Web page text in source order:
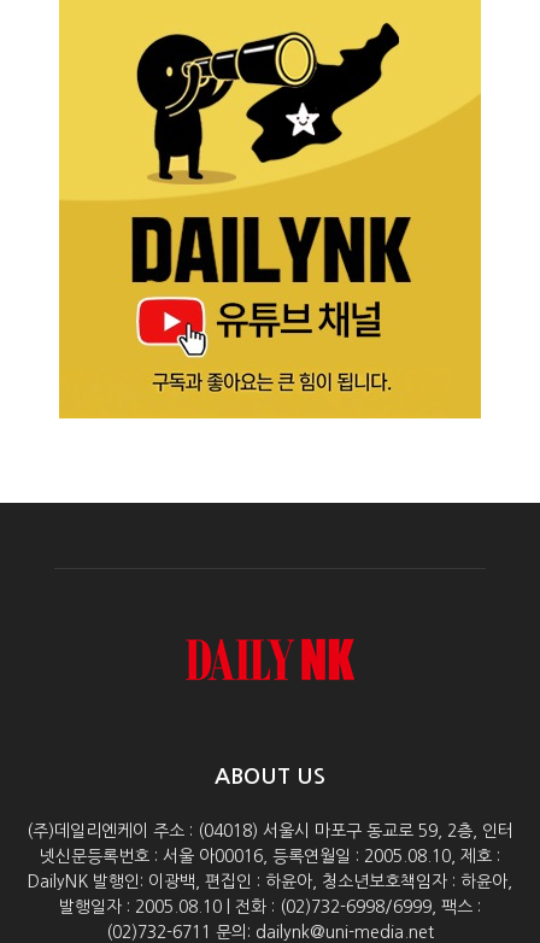
ABOUT US
(주)데일리엔케이 주소 : (04018) 서울시 마포구 동교로 59, 2층, 인터
넷신문등록번호 : 서울 아00016, 등록연월일 : 2005.08.10, 제호 :
DailyNK 발행인: 이광백, 편집인 : 하윤아, 청소년보호책임자 : 하윤아,
발행일자 : 2005.08.10 | 전화 : (02)732-6998/6999, 팩스 :
(02)732-6711 문의: dailynk@uni-media.net